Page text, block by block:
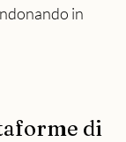
in
di